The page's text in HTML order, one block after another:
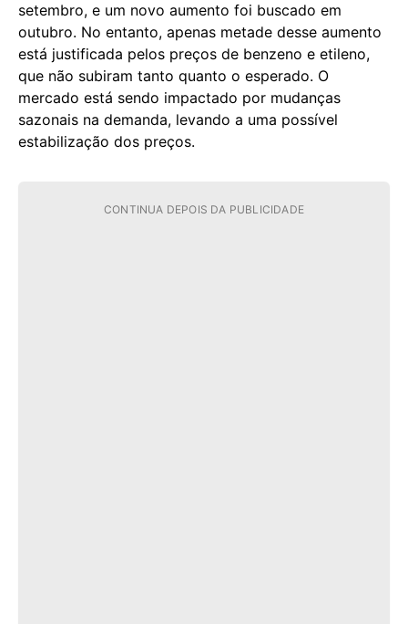
setembro, e um novo aumento foi buscado em
outubro. No entanto, apenas metade desse aumento
está justificada pelos preços de benzeno e etileno,
que não subiram tanto quanto o esperado. O
mercado está sendo impactado por mudanças
sazonais na demanda, levando a uma possível
estabilização dos preços.
CONTINUA DEPOIS DA PUBLICIDADE